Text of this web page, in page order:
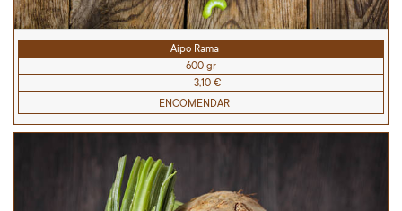
Aipo Rama
600 gr
3,10 €
ENCOMENDAR